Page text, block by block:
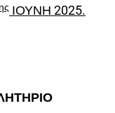
ΙΟΥΝΗ 2025.